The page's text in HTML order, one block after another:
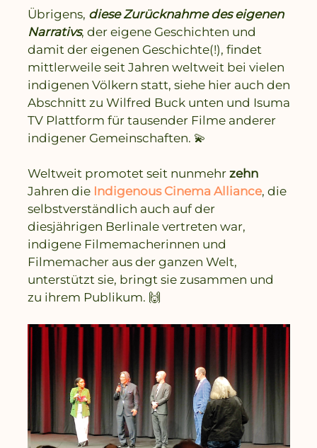
Übrigens, diese Zurücknahme des eigenen
Narrativs, der eigene Geschichten und
damit der eigenen Geschichte(!), findet
mittlerweile seit Jahren weltweit bei vielen
indigenen Völkern statt, siehe hier auch den
Abschnitt zu Wilfred Buck unten und Isuma
TV Plattform für tausender Filme anderer
indigener Gemeinschaften. 💫
Weltweit promotet seit nunmehrzehn
Jahren die Indigenous Cinema Alliance, die
selbstverständlich auch auf der
diesjährigen Berlinale vertreten war,
indigene Filmemacherinnen und
Filmemacher aus der ganzen Welt,
unterstützt sie, bringt sie zusammen und
zu ihrem Publikum. 🙌